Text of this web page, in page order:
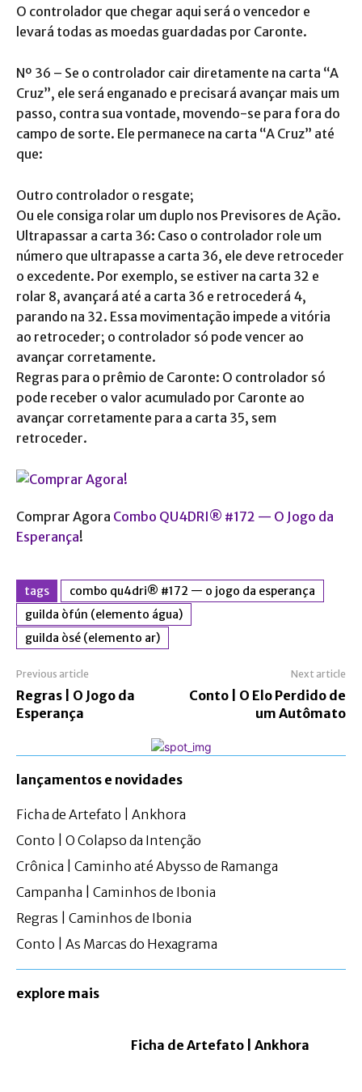
O controlador que chegar aqui será o vencedor e
levará todas as moedas guardadas por Caronte.
Nº 36 – Se o controlador cair diretamente na carta “A
Cruz”, ele será enganado e precisará avançar mais um
passo, contra sua vontade, movendo-se para fora do
campo de sorte. Ele permanece na carta “A Cruz” até
que:
Outro controlador o resgate;
Ou ele consiga rolar um duplo nos Previsores de Ação.
Ultrapassar a carta 36: Caso o controlador role um
número que ultrapasse a carta 36, ele deve retroceder
o excedente. Por exemplo, se estiver na carta 32 e
rolar 8, avançará até a carta 36 e retrocederá 4,
parando na 32. Essa movimentação impede a vitória
ao retroceder; o controlador só pode vencer ao
avançar corretamente.
Regras para o prêmio de Caronte: O controlador só
pode receber o valor acumulado por Caronte ao
avançar corretamente para a carta 35, sem
retroceder.
Comprar Agora Combo QU4DRI® #172 — O Jogo da
Esperança!
tags
combo qu4dri® #172 — o jogo da esperança
guilda òfún (elemento água)
guilda òsé (elemento ar)
Previous article
Regras | O Jogo da
Esperança
Next article
Conto | O Elo Perdido de
um Autômato
lançamentos e novidades
Ficha de Artefato | Ankhora
Conto | O Colapso da Intenção
Crônica | Caminho até Abysso de Ramanga
Campanha | Caminhos de Ibonia
Regras | Caminhos de Ibonia
Conto | As Marcas do Hexagrama
explore mais
Ficha de Artefato | Ankhora